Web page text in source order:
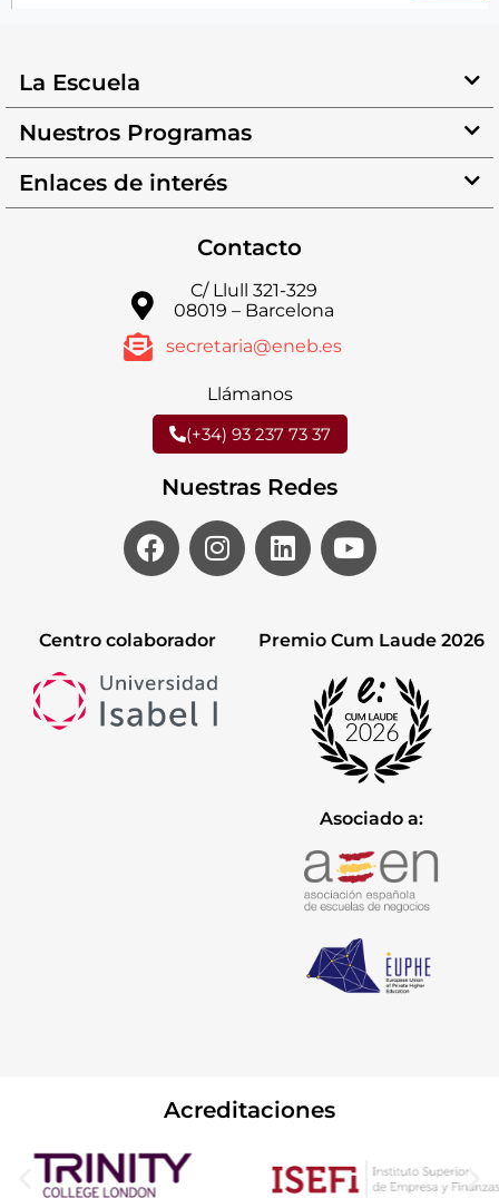
La Escuela
Nuestros Programas
Enlaces de interés
Contacto
C/ Llull 321-329
08019 – Barcelona
secretaria@eneb.es
Llámanos
(+34) 93 237 73 37
Nuestras Redes
Centro colaborador Premio Cum Laude 2026
Asociado a:
Acreditaciones